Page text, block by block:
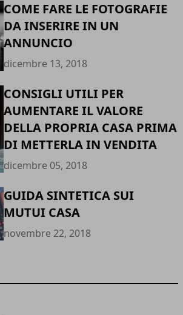
COME FARE LE FOTOGRAFIE
DA INSERIRE IN UN
ANNUNCIO
dicembre 13, 2018
CONSIGLI UTILI PER
AUMENTARE IL VALORE
DELLA PROPRIA CASA PRIMA
DI METTERLA IN VENDITA
dicembre 05, 2018
GUIDA SINTETICA SUI
MUTUI CASA
novembre 22, 2018